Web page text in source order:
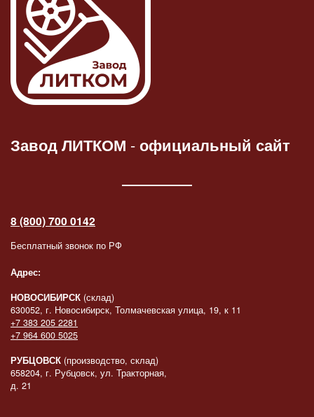
Завод ЛИТКОМ -официальный сайт
8 (800) 700 0142
Бесплатный звонок по РФ
Адрес:
НОВОСИБИРСК (склад)
630052, г. Новосибирск, Толмачевская улица, 19, к 11
+7 383 205 2281
+7 964 600 5025
РУБЦОВСК (производство, склад)
658204, г. Рубцовск, ул. Тракторная,
д. 21